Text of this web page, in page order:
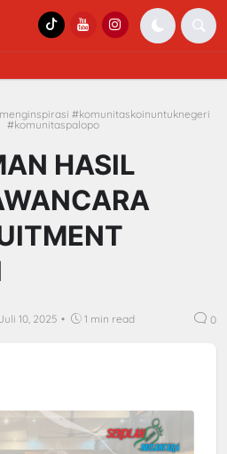
#komunitaskoinuntuknegeri
#komunitaspalopo
HASIL
10, 2025 • 1 min read 0